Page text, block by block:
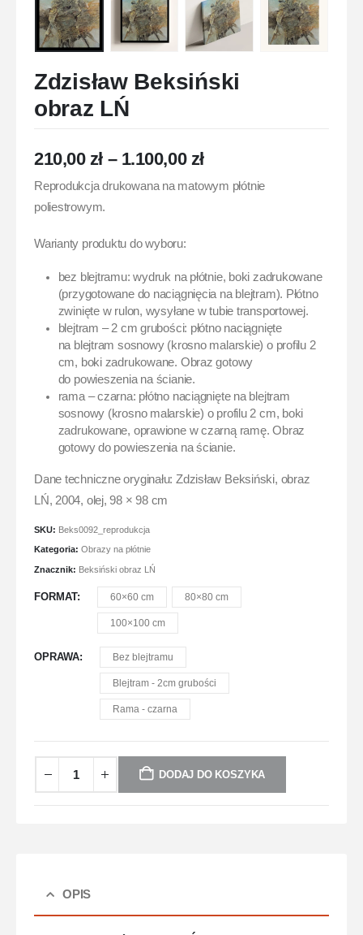
Zdzisław Beksiński
obraz LŃ
210,00 zł – 1.100,00 zł
Reprodukcja drukowana na matowym płótnie
poliestrowym.
Warianty produktu do wyboru:
bez blejtramu: wydruk na płótnie, boki zadrukowane
(przygotowane do naciągnięcia na blejtram). Płótno
zwinięte w rulon, wysyłane w tubie transportowej.
blejtram – 2 cm grubości: płótno naciągnięte
na blejtram sosnowy (krosno malarskie) o profilu 2
cm, boki zadrukowane. Obraz gotowy
do powieszenia na ścianie.
rama – czarna: płótno naciągnięte na blejtram
sosnowy (krosno malarskie) o profilu 2 cm, boki
zadrukowane, oprawione w czarną ramę. Obraz
gotowy do powieszenia na ścianie.
Dane techniczne oryginału: Zdzisław Beksiński, obraz
LŃ, 2004, olej, 98 × 98 cm
SKU: Beks0092_reprodukcja
Kategoria: Obrazy na płótnie
Znacznik: Beksiński obraz LŃ
FORMAT 60×60 cm 80×80 cm
100×100 cm
OPRAWA Bez blejtramu
Blejtram - 2cm grubości
Rama - czarna
DODAJ DO KOSZYKA
OPIS